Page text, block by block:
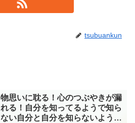
tsubuankun
物思いに耽る！心のつぶやきが漏
れる！自分を知ってるようで知ら
ない自分と自分を知らないようで